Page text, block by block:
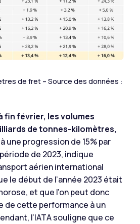
de fret – Source des données :
fin février, les volumes
de tonnes-kilomètres,
une progression de 15% par
de 2023, indique
aérien international
le début de l’année 2023 était
et que l’on peut donc
de cette performance à un
l’IATA souligne que ce